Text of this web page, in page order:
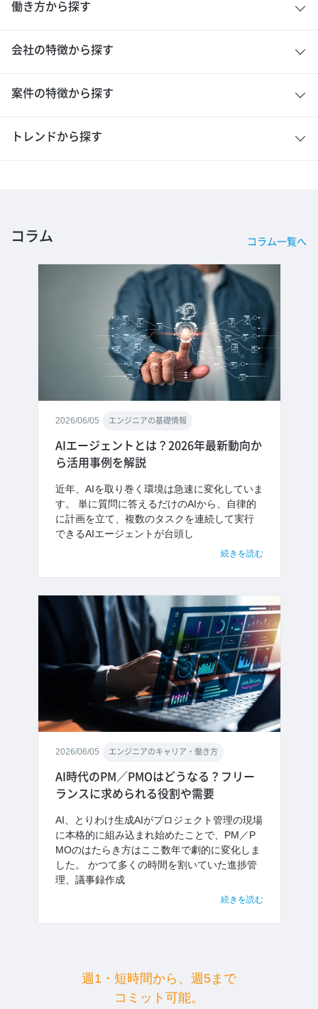
働き方から探す
会社の特徴から探す
案件の特徴から探す
トレンドから探す
コラム コラム一覧へ
2026/06/05 エンジニアの基礎情報
AIエージェントとは？2026年最新動向か
ら活用事例を解説
近年、AIを取り巻く環境は急速に変化していま
す。 単に質問に答えるだけのAIから、自律的
に計画を立て、複数のタスクを連続して実行
できるAIエージェントが台頭し
続きを読む
2026/06/05 エンジニアのキャリア・働き方
AI時代のPM／PMOはどうなる？フリー
ランスに求められる役割や需要
AI、とりわけ生成AIがプロジェクト管理の現場
に本格的に組み込まれ始めたことで、PM／P
MOのはたらき方はここ数年で劇的に変化しま
した。 かつて多くの時間を割いていた進捗管
理、議事録作成
続きを読む
週1・短時間から、週5まで
コミット可能。